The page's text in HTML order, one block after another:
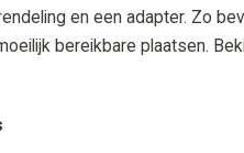
en een adapter. Zo
bereikbare plaatsen.